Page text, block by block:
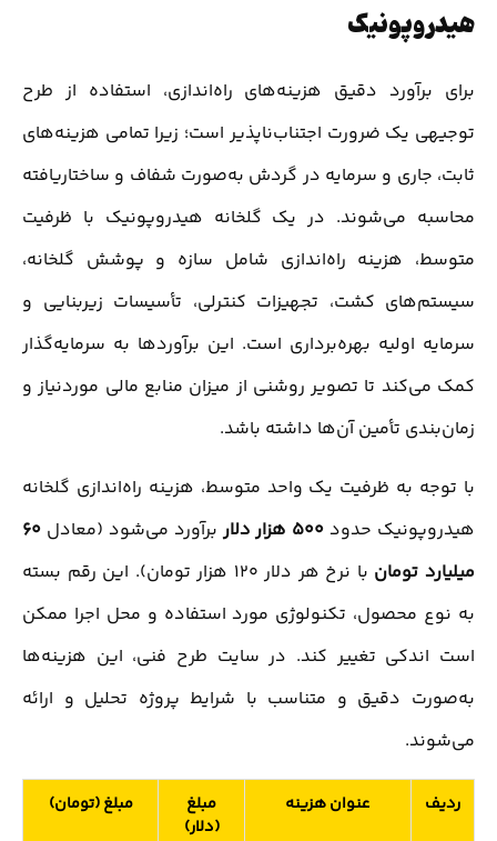
هیدروپونیک
برای برآورد دقیق هزینه‌های راه‌اندازی، استفاده از طرح
توجیهی یک ضرورت اجتناب‌ناپذیر است؛ زیرا تمامی هزینه‌های
ثابت، جاری و سرمایه در گردش به‌صورت شفاف و ساختاریافته
محاسبه می‌شوند. در یک گلخانه هیدروپونیک با ظرفیت
متوسط، هزینه راه‌اندازی شامل سازه و پوشش گلخانه،
سیستم‌های کشت، تجهیزات کنترلی، تأسیسات زیربنایی و
سرمایه اولیه بهره‌برداری است. این برآوردها به سرمایه‌گذار
کمک می‌کند تا تصویر روشنی از میزان منابع مالی موردنیاز و
زمان‌بندی تأمین آن‌ها داشته باشد.
با توجه به ظرفیت یک واحد متوسط، هزینه راه‌اندازی گلخانه
هیدروپونیک حدود 500 هزار دلار برآورد می‌شود (معادل 60
میلیارد تومان
با نرخ هر دلار 120 هزار تومان). این رقم بسته
به نوع محصول، تکنولوژی مورد استفاده و محل اجرا ممکن
است اندکی تغییر کند. در سایت طرح فنی، این هزینه‌ها
به‌صورت دقیق و متناسب با شرایط پروژه تحلیل و ارائه
می‌شوند.
ردیف عنوان هزینه
مبلغ
(دلار)
مبلغ (تومان)